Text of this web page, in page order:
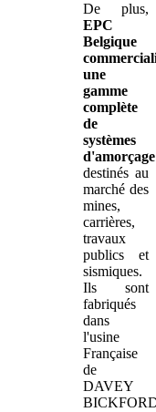
De plus,
EPC
Belgique
une
gamme
complète
de
systèmes
d'amorçage
destinés au
marché des
mines,
carrières,
travaux
publics et
sismiques.
Ils sont
fabriqués
dans
l'usine
Française
de
DAVEY